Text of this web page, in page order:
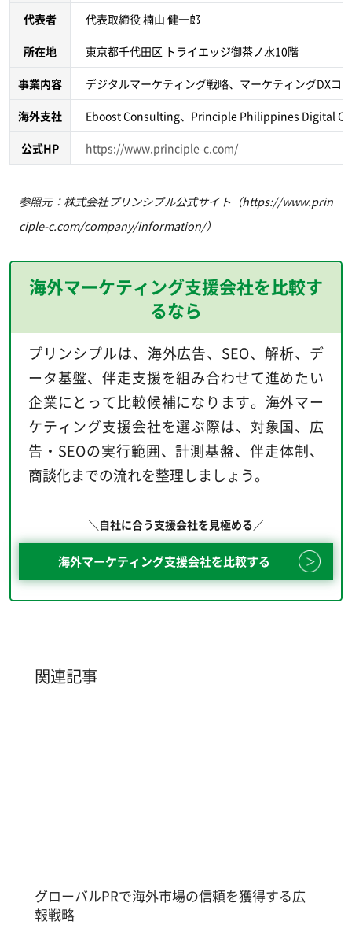
代表者 代表取締役 楠山 健一郎
所在地 東京都千代田区 トライエッジ御茶ノ水10階
事業内容 デジタルマーケティング戦略、マーケティングDXコ
海外支社 Eboost Consulting、Principle Philippines Digital
公式HP https://www.principle-c.com/
参照元：株式会社プリンシプル公式サイト（https://www.prin
ciple-c.com/company/information/）
海外マーケティング支援会社を比較す
るなら
プリンシプルは、海外広告、SEO、解析、デ
ータ基盤、伴走支援を組み合わせて進めたい
企業にとって比較候補になります。海外マー
ケティング支援会社を選ぶ際は、対象国、広
告・SEOの実行範囲、計測基盤、伴走体制、
商談化までの流れを整理しましょう。
＼自社に合う支援会社を見極める／
海外マーケティング支援会社を比較する
関連記事
グローバルPRで海外市場の信頼を獲得する広
報戦略